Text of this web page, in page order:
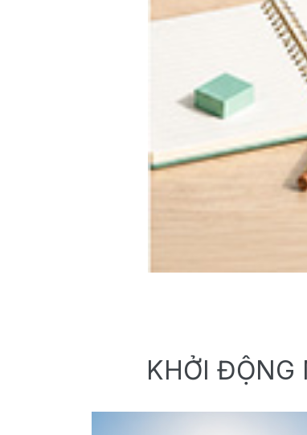
KHỞI ĐỘNG